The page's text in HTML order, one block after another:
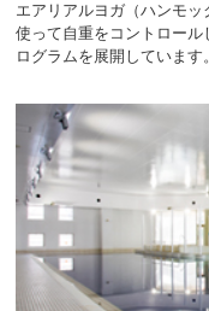
エアリアルヨガ（ハンモ
使って自重をコントロー
ログラムを展開しています。